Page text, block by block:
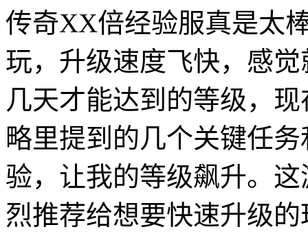
传奇XX倍经验服真是太
玩，升级速度飞快，感
几天才能达到的等级，
略里提到的几个关键任
验，让我的等级飙升。
烈推荐给想要快速升级的